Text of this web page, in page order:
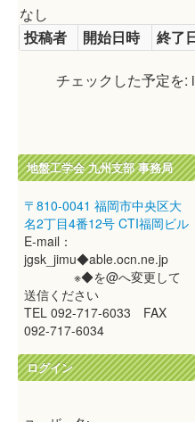
なし
投稿者
開始日時 終了
チェックした予定を:
地盤工学会 九州支部 事務局
〒810-0041 福岡市中央区大
名2丁目4番12号 CTI福岡ビル
E-mail：
jgsk_jimu◆able.ocn.ne.jp
※◆を@へ変更して
送信ください
TEL 092-717-6033 FAX
092-717-6034
ログイン